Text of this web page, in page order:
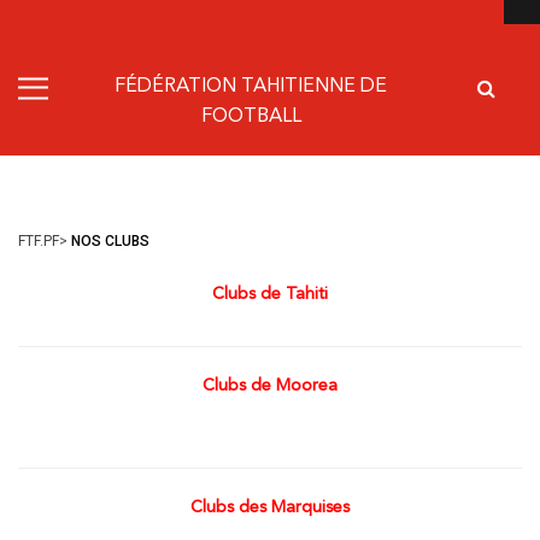
FÉDÉRATION TAHITIENNE DE
FOOTBALL
FTF.PF> NOS CLUBS
Clubs de Tahiti
Clubs de Moorea
Clubs des Marquises